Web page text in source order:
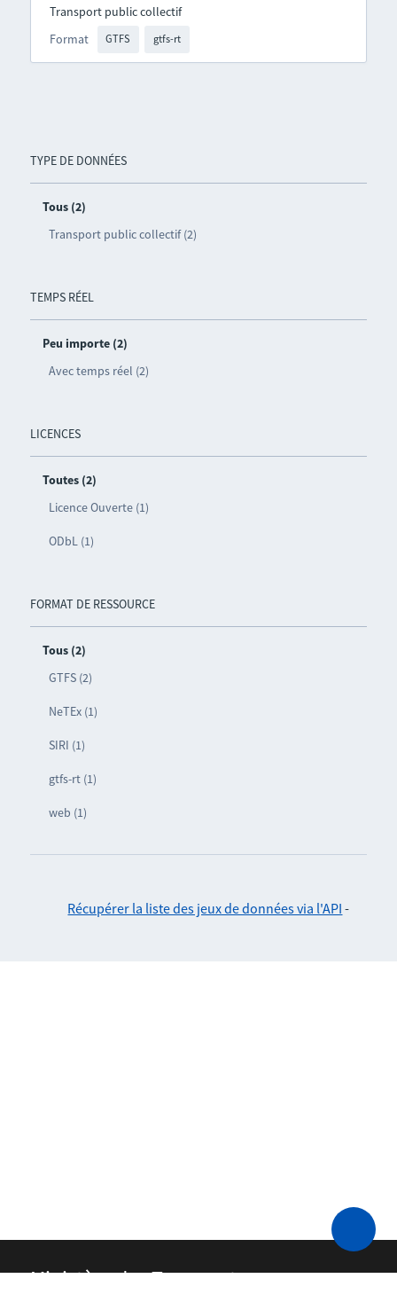
TYPE DE DONNÉES
Tous (2)
Transport public collectif (2)
TEMPS RÉEL
Peu importe (2)
Avec temps réel (2)
LICENCES
Toutes (2)
Licence Ouverte (1)
ODbL (1)
FORMAT DE RESSOURCE
Tous (2)
GTFS (2)
NeTEx (1)
SIRI (1)
gtfs-rt (1)
web (1)
Format GTFS gtfs-rt
Transport public collectif
Récupérer la liste des jeux de données via l'API -
Ministère des Transports